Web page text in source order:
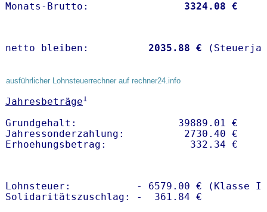
Monats-Brutto: 3324.08 €
netto bleiben: 2035.88 €
ausführlicher Lohnsteuerrechner auf rechner24.info
Jahresbeträge1
Grundgehalt:                 39889.01 €
Jahressonderzahlung:          2730.40 €
Lohnsteuer:           - 6579.00 € (Klasse I)
Solidaritätszuschlag: -  361.84 €